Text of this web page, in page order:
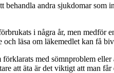
andra sjukdomar som
i några år, men
och läsa om läkemedlet kan få
med sömnproblem
att äta är det viktigt att man